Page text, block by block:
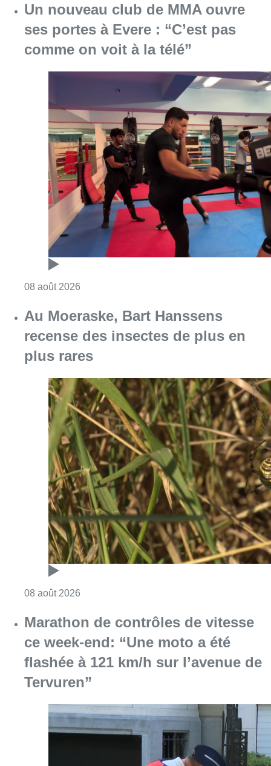
Un nouveau club de MMA ouvre
ses portes à Evere : “C’est pas
comme on voit à la télé”
08 août 2026
Au Moeraske, Bart Hanssens
recense des insectes de plus en
plus rares
08 août 2026
Marathon de contrôles de vitesse
ce week-end: “Une moto a été
flashée à 121 km/h sur l’avenue de
Tervuren”